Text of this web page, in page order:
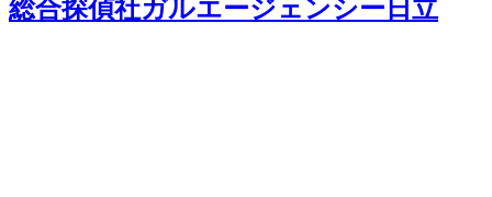
総合探偵社ガルエージェンシー日立